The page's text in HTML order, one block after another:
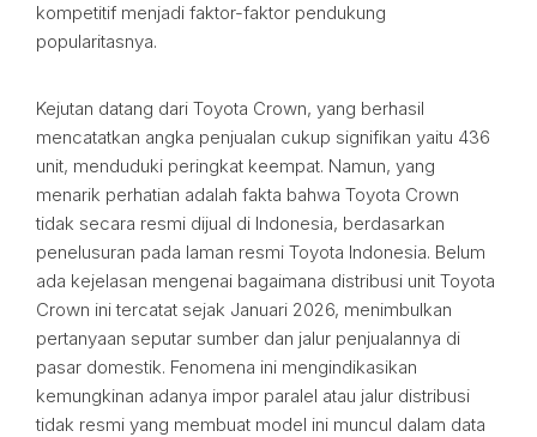
kompetitif menjadi faktor-faktor pendukung
popularitasnya.
Kejutan datang dari Toyota Crown, yang berhasil
mencatatkan angka penjualan cukup signifikan yaitu 436
unit, menduduki peringkat keempat. Namun, yang
menarik perhatian adalah fakta bahwa Toyota Crown
tidak secara resmi dijual di Indonesia, berdasarkan
penelusuran pada laman resmi Toyota Indonesia. Belum
ada kejelasan mengenai bagaimana distribusi unit Toyota
Crown ini tercatat sejak Januari 2026, menimbulkan
pertanyaan seputar sumber dan jalur penjualannya di
pasar domestik. Fenomena ini mengindikasikan
kemungkinan adanya impor paralel atau jalur distribusi
tidak resmi yang membuat model ini muncul dalam data